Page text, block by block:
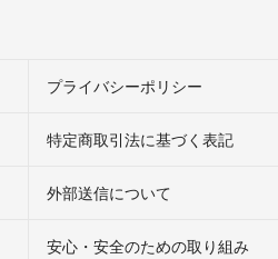
プライバシーポリシー
特定商取引法に基づく表記
外部送信について
安心・安全のための取り組み